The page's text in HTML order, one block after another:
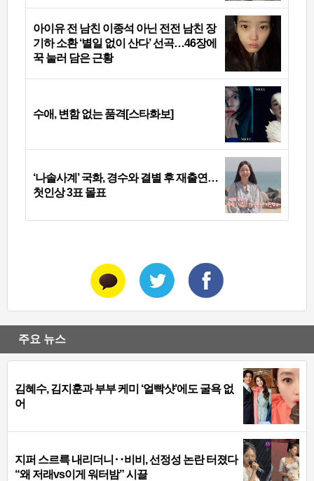
아이유 전 남친 이종석 아닌 전전 남친 장
기하 소환 ‘별일 없이 산다’ 선곡…46장에
꾹 눌러 담은 근황
수애, 변함 없는 품격[스타화보]
‘나솔사계’ 국화, 경수와 결별 후 재출연…
첫인상 3표 몰표
주요 뉴스
김혜수, 김지훈과 부부 케미 ‘얼빡샷’에도 굴욕 없
어
지퍼 스르륵 내리더니‥비비, 선정성 논란 터졌다
“왜 저래vs이게 워터밤” 시끌